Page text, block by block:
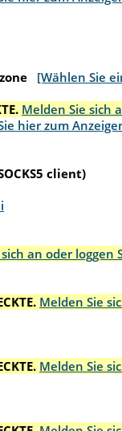
[Wählen Sie
Melden Sie sich
hier zum
client)
an oder loggen
Melden Sie
Melden Sie